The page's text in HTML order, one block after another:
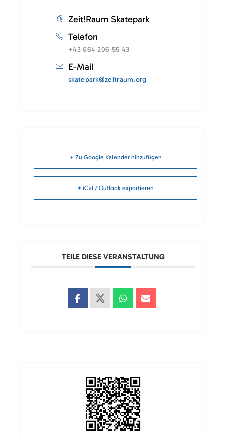
Zeit!Raum Skatepark
Telefon
+43 664 206 55 43
E-Mail
skatepark@zeitraum.org
+ Zu Google Kalender hinzufügen
+ iCal / Outlook exportieren
TEILE DIESE VERANSTALTUNG